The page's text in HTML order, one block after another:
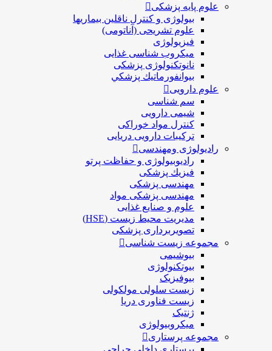
علوم پایه پزشکی
بیولوژی و کنترل ناقلین بیماریها
علوم تشریحی (آناتومی)
فیزیولوژی
ميكروب شناسی غذایی
نانوتکنولوژی پزشکی
بيوانفورماتيك پزشكي
علوم دارویی
سم شناسی
شیمی دارویی
کنترل مواد خوراکی
ترکیبات دارویی دریایی
رادیولوژی ومهندسی
رادیوبیولوژی و حفاظت پرتو
فيزيك پزشکی
مهندسی پزشکی
مهندسی پزشکی مواد
علوم و صنايع غذایی
مدیریت محیط زیست (HSE)
تصویربرداری پزشکی
مجموعه زیست شناسی
بیوشیمی
بیوتکنولوژی
بیوفیزیک
زیست سلولی مولکولی
زیست فناوری دریا
ژنتیک
میکروبیولوژی
مجموعه پرستاری